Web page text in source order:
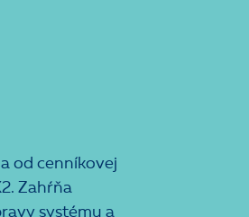
od cenníkovej
Zahŕňa
systému a